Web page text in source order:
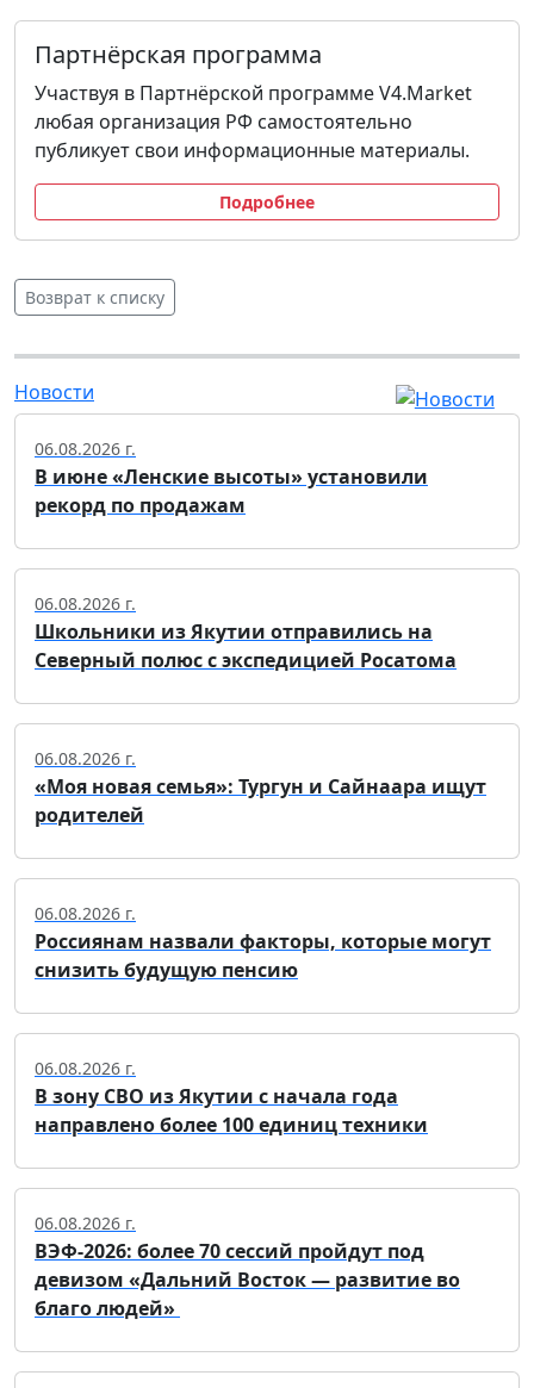
Партнёрская программа
Участвуя в Партнёрской программе V4.Market
любая организация РФ самостоятельно
публикует свои информационные материалы.
Подробнее
Возврат к списку
Новости
06.08.2026 г.
В июне «Ленские высоты» установили
рекорд по продажам
06.08.2026 г.
Школьники из Якутии отправились на
Северный полюс с экспедицией Росатома
06.08.2026 г.
«Моя новая семья»: Тургун и Сайнаара ищут
родителей
06.08.2026 г.
Россиянам назвали факторы, которые могут
снизить будущую пенсию
06.08.2026 г.
В зону СВО из Якутии с начала года
направлено более 100 единиц техники
06.08.2026 г.
ВЭФ-2026: более 70 сессий пройдут под
девизом «Дальний Восток — развитие во
благо людей»